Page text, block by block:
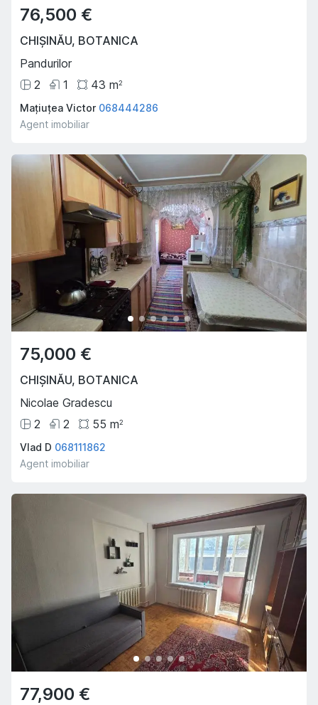
76,500 €
CHIȘINĂU, BOTANICA
Pandurilor
2
1 43 m2
Mațiuțea Victor 068444286
Agent imobiliar
75,000 €
CHIȘINĂU, BOTANICA
Nicolae Gradescu
2
2 55 m2
Vlad D 068111862
Agent imobiliar
77,900 €